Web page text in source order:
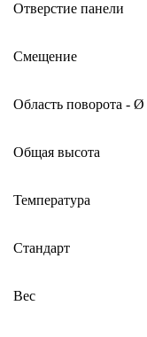
Отверстие панели
Смещение
Область поворота - Ø
Общая высота
Температура
Стандарт
Вес